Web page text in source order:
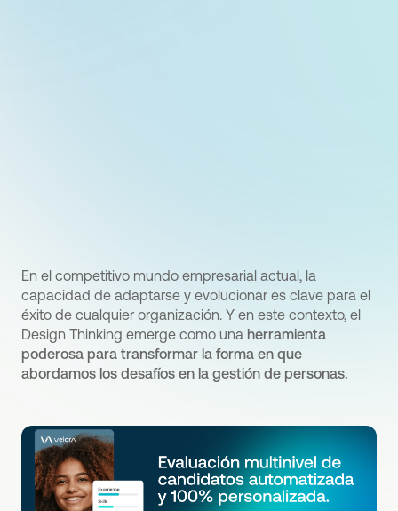
En el competitivo mundo empresarial actual, la
capacidad de adaptarse y evolucionar es clave para el
éxito de cualquier organización. Y en este contexto, el
Design Thinking emerge como una herramienta
poderosa para transformar la forma en que
abordamos los desafíos en la gestión de personas.